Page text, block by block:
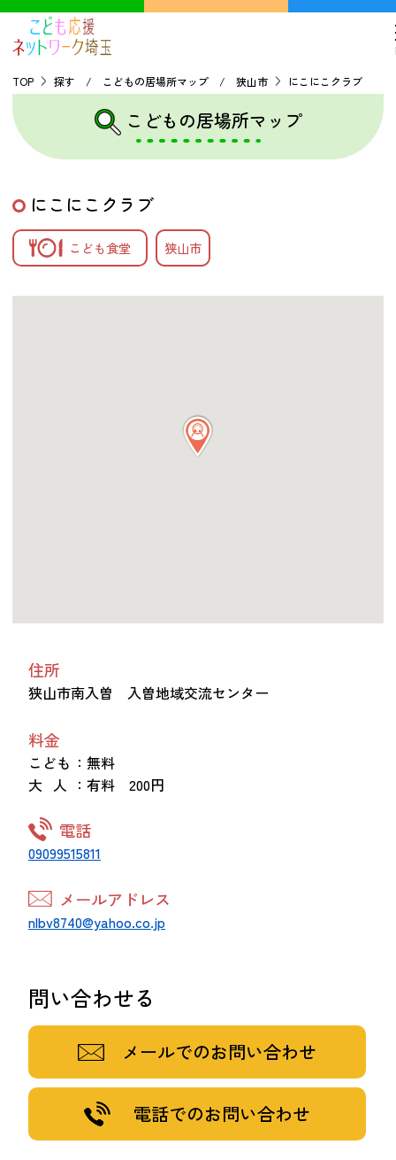
TOP
探す
こどもの居場所マップ
フードパントリーマップ
資料・動画
TOP 探す / こどもの居場所マップ / 狭山市 にこにこクラブ
こどもの居場所マップ
にこにこクラブ
こども食堂 狭山市
住所
狭山市南入曽 入曽地域交流センター
料金
こども ：無料
大 人 ：有料 200円
電話
09099515811
メールアドレス
nlbv8740@yahoo.co.jp
問い合わせる
メールでのお問い合わせ
電話でのお問い合わせ